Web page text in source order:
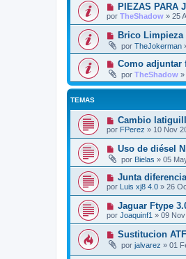
PIEZAS PARA
por TheShadow » 25
Brico Limpieza
por TheJokerman
Como adjuntar
por TheShadow »
TEMAS
Cambio
por FPerez » 10 Nov
Uso de diésel
por Bielas » 05
Junta
por Luis xj8 4.0 » 26
Jaguar Ftype
por Joaquinf1 » 09
Sustitucion
por jalvarez » 01